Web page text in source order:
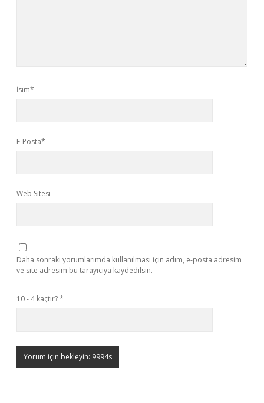
İsim*
E-Posta*
Web Sitesi
Daha sonraki yorumlarımda kullanılması için adım, e-posta adresim
ve site adresim bu tarayıcıya kaydedilsin.
10 - 4 kaçtır?*